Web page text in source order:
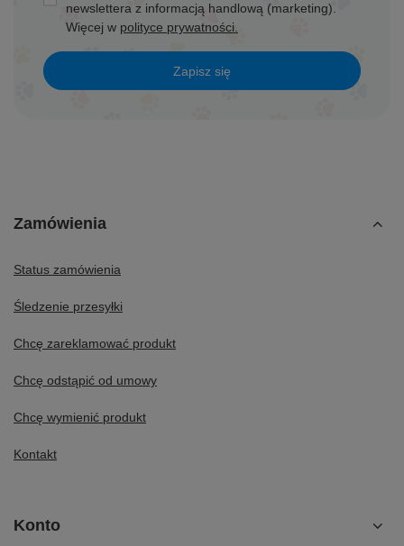
newslettera z informacją handlową (marketing).
Więcej w polityce prywatności.
Zapisz się
Zamówienia
Status zamówienia
Śledzenie przesyłki
Chcę zareklamować produkt
Chcę odstąpić od umowy
Chcę wymienić produkt
Kontakt
Konto